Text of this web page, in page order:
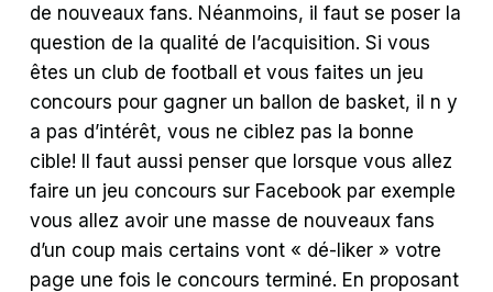
de nouveaux fans. Néanmoins, il faut se poser la
question de la qualité de l’acquisition. Si vous
êtes un club de football et vous faites un jeu
concours pour gagner un ballon de basket, il n y
a pas d’intérêt, vous ne ciblez pas la bonne
cible! Il faut aussi penser que lorsque vous allez
faire un jeu concours sur Facebook par exemple
vous allez avoir une masse de nouveaux fans
d’un coup mais certains vont « dé-liker » votre
page une fois le concours terminé. En proposant